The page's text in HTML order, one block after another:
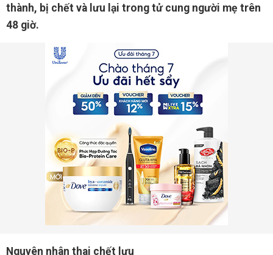
thành, bị chết và lưu lại trong tử cung người mẹ trên
48 giờ.
Nguyên nhân thai chết lưu